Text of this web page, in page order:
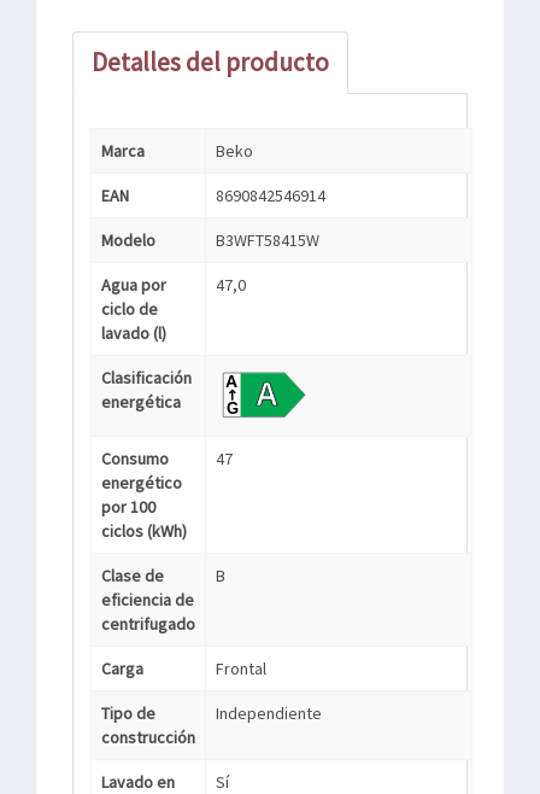
Detalles del producto
Marca Beko
EAN 8690842546914
Modelo B3WFT58415W
Agua por
ciclo de
lavado (l)
47,0
Clasificación
energética
Consumo
energético
por 100
ciclos (kWh)
47
Clase de
eficiencia de
centrifugado
B
Carga Frontal
Tipo de
construcción
Independiente
Lavado en
Sí